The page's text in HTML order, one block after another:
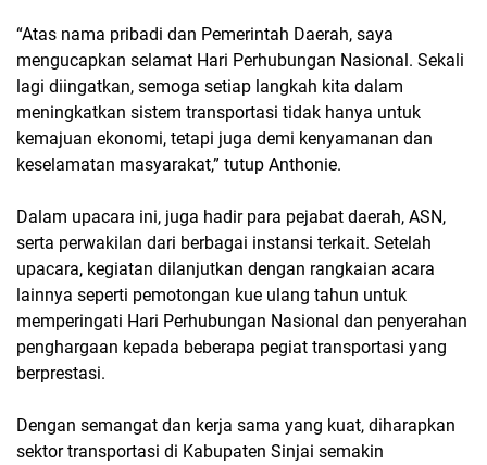
“Atas nama pribadi dan Pemerintah Daerah, saya
mengucapkan selamat Hari Perhubungan Nasional. Sekali
lagi diingatkan, semoga setiap langkah kita dalam
meningkatkan sistem transportasi tidak hanya untuk
kemajuan ekonomi, tetapi juga demi kenyamanan dan
keselamatan masyarakat,” tutup Anthonie.
Dalam upacara ini, juga hadir para pejabat daerah, ASN,
serta perwakilan dari berbagai instansi terkait. Setelah
upacara, kegiatan dilanjutkan dengan rangkaian acara
lainnya seperti pemotongan kue ulang tahun untuk
memperingati Hari Perhubungan Nasional dan penyerahan
penghargaan kepada beberapa pegiat transportasi yang
berprestasi.
Dengan semangat dan kerja sama yang kuat, diharapkan
sektor transportasi di Kabupaten Sinjai semakin